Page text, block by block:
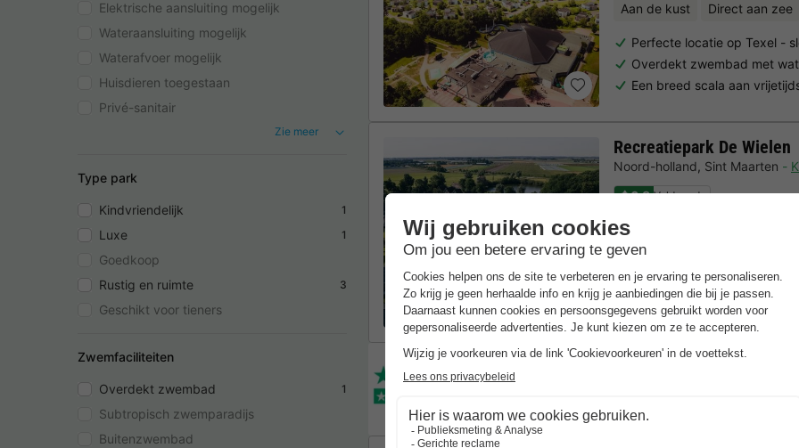
Elektrische aansluiting mogelijk
Wateraansluiting mogelijk
Waterafvoer mogelijk
Huisdieren toegestaan
Privé-sanitair
Zie meer
Type park
Kindvriendelijk 1
Luxe 1
Goedkoop
Rustig en ruimte
3
Geschikt voor tieners
Zwemfaciliteiten
Overdekt zwembad 1
Subtropisch zwemparadijs
Buitenzwembad
Aan de kust Direct aan zee
Perfecte locatie op Texel -
Overdekt zwembad met
Een breed scala aan
Recreatiepark De Wielen
Noord-holland, Sint Maarten
6.8 Voldoende
Gratis Wifi punt
Ga fietsen in de omgeving,
Ideale locatie vlakbij het
De zonnigste regio van
Trustpilot beoordelingen
„Al vakantie bij